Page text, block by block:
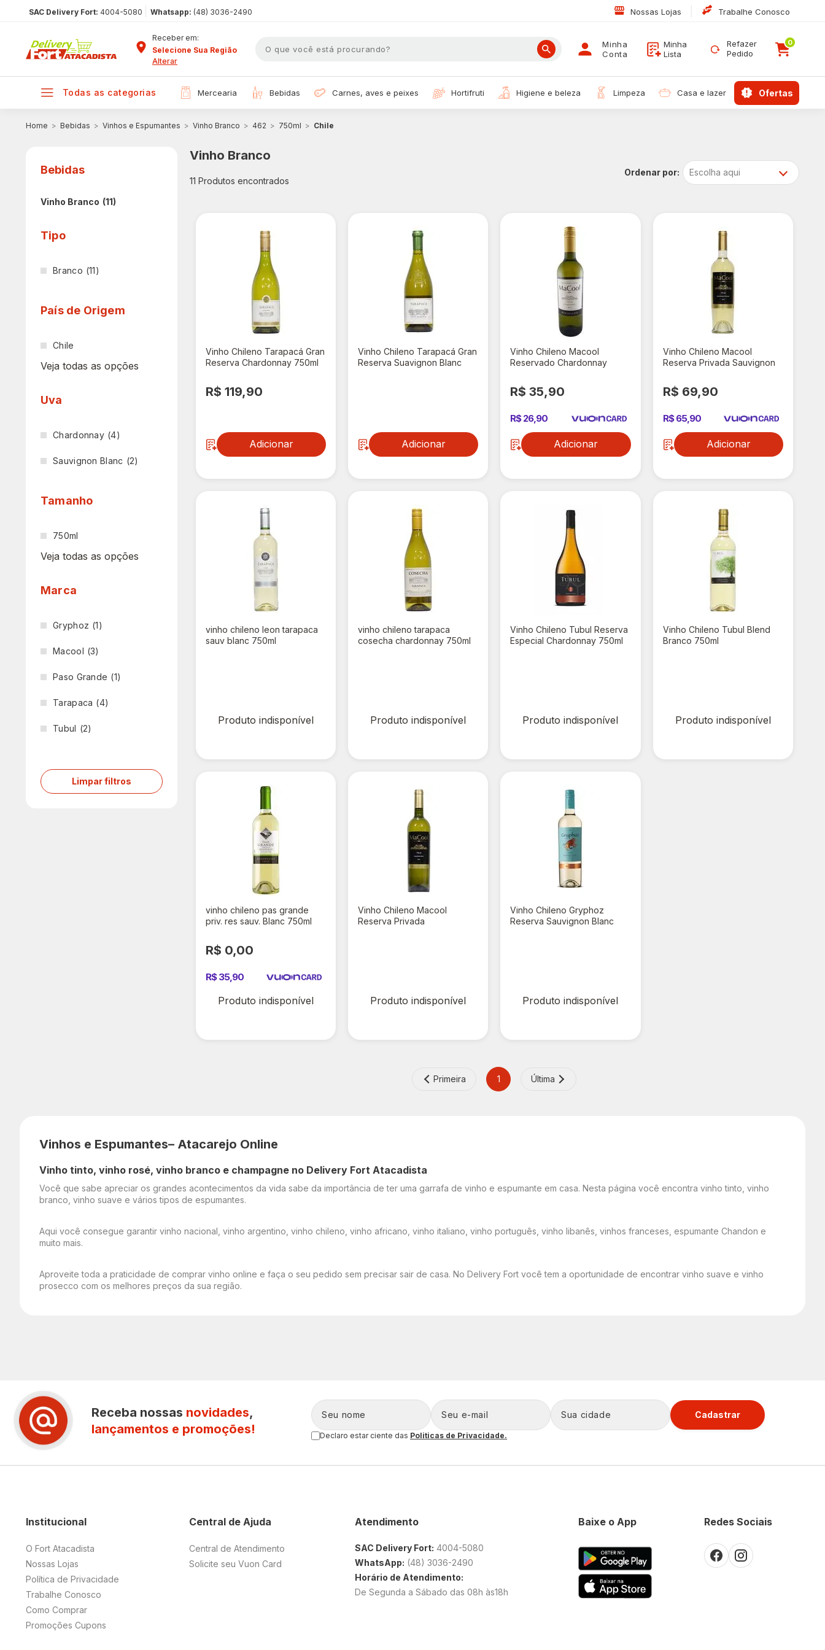
SAC Delivery Fort: 4004-5080 Whatsapp: (48) 3036-2490 Nossas Lojas Trabalhe Conosco
Receber em:
Selecione Sua Região
Alterar
Minha
Conta
Minha
Lista
Refazer
Pedido
0
todas as categorias mercearia bebidas carnes, aves e peixes hortifruti higiene e beleza limpeza casa e lazer ofertas
Bebidas Vinhos e Espumantes Vinho Branco 462 750ml Chile
Bebidas
Vinho Branco (11)
Marca
Gryphoz (1)
Macool (3)
Paso Grande (1)
Tarapaca (4)
Tubul (2)
Tipo
Branco (11)
País de Origem
Chile
Veja todas as opções
Uva
Chardonnay (4)
Sauvignon Blanc (2)
Tamanho
750ml
Veja todas as opções
Limpar filtros
Vinho Branco
11 Produtos encontrados
Escolha aqui
Vinho Chileno Tarapacá Gran
Reserva Chardonnay 750ml
R$ 119,90
Adicionar
Vinho Chileno Tarapacá Gran
Reserva Suavignon Blanc
Adicionar
Vinho Chileno Macool
Reservado Chardonnay
R$ 35,90
R$ 26,90
Adicionar
Vinho Chileno Macool
Reserva Privada Sauvignon
R$ 69,90
R$ 65,90
Adicionar
vinho chileno leon tarapaca
sauv blanc 750ml
Produto indisponível
vinho chileno tarapaca
cosecha chardonnay 750ml
Produto indisponível
Vinho Chileno Tubul Reserva
Especial Chardonnay 750ml
Produto indisponível
Vinho Chileno Tubul Blend
Branco 750ml
Produto indisponível
vinho chileno pas grande
priv. res sauv. Blanc 750ml
R$ 0,00
R$ 35,90
Produto indisponível
Vinho Chileno Macool
Reserva Privada
Produto indisponível
Vinho Chileno Gryphoz
Reserva Sauvignon Blanc
Produto indisponível
Primeira 1 Última
Vinhos e Espumantes– Atacarejo Online
Vinho tinto, vinho rosé, vinho branco e champagne no Delivery Fort Atacadista
Você que sabe apreciar os grandes acontecimentos da vida sabe da importância de ter uma garrafa de vinho e espumante em casa. Nesta página você encontra vinho tinto, vinho
branco, vinho suave e vários tipos de espumantes.
Aqui você consegue garantir vinho nacional, vinho argentino, vinho chileno, vinho africano, vinho italiano, vinho português, vinho libanês, vinhos franceses, espumante Chandon e
muito mais.
Aproveite toda a praticidade de comprar vinho online e faça o seu pedido sem precisar sair de casa. No Delivery Fort você tem a oportunidade de encontrar vinho suave e vinho
prosecco com os melhores preços da sua região.
Receba nossas novidades,
lançamentos e promoções!
Cadastrar
Declaro estar ciente das Politicas de Privacidade.
Central de Ajuda
Central de Atendimento
Solicite seu Vuon Card
Institucional
O Fort Atacadista
Nossas Lojas
Política de Privacidade
Trabalhe Conosco
Como Comprar
Promoções Cupons
Atendimento
SAC Delivery Fort: 4004-5080
WhatsApp: (48) 3036-2490
Horário de Atendimento:
De Segunda a Sábado das 08h às18h
Redes Sociais
Baixe o App